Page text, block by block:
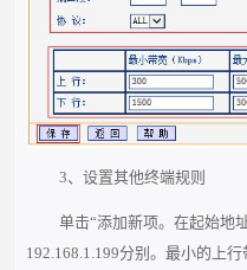
3、设置其他终端规则
单击“添加新项。在起始地
192.168.1.199分别。最小的上